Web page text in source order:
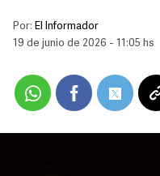
Por: El Informador
19 de junio de 2026 - 11:05 hs